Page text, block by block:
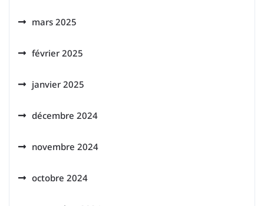
mars 2025
février 2025
janvier 2025
décembre 2024
novembre 2024
octobre 2024